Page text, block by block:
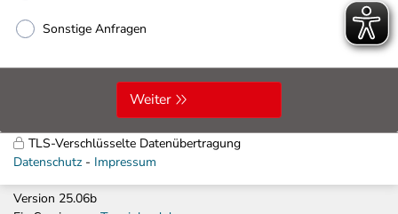
Sonstige Anfragen
Weiter
TLS-Verschlüsselte Datenübertragung
Datenschutz
Impressum
Version 25.06b